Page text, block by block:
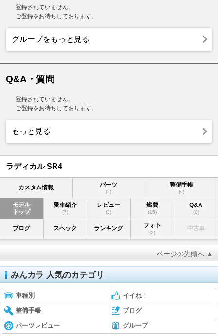
登録されていません。
ご登録をお待ちしております。
グループをもっと見る
Q&A・質問
登録されていません。
ご登録をお待ちしております。
もっと見る
ラディカル SR4
カスタム情報 パーツ
(2)
整備手帳
(6)
モデル
トップ
愛車紹介
(7)
レビュー
(3)
燃費
(15)
Q&A
(0)
ブログ スペック ランキング フォト
(2)
中古車
ページの先頭へ ▲
みんカラ 人気のカテゴリ
車種別 イイね！
整備手帳 ブログ
パーツレビュー グループ